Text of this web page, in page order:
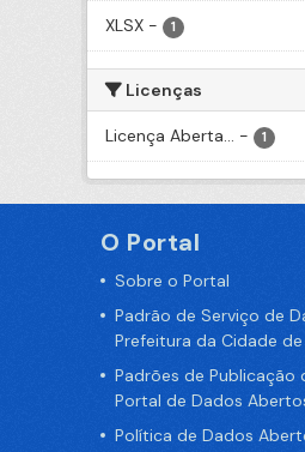
XLSX - 1
Licenças
Licença Aberta... - 1
O Portal
Sobre o Portal
Padrão de Serviço de
Prefeitura da Cidade de
Padrões de Publicação
Portal de Dados
Política de Dados